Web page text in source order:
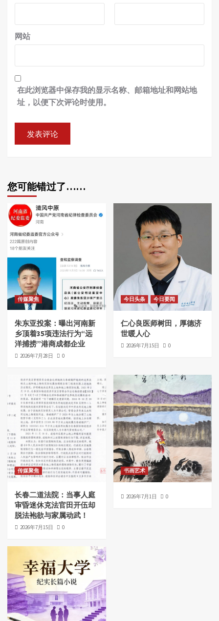
网站
在此浏览器中保存我的显示名称、邮箱地址和网站地
址，以便下次评论时使用。
您可能错过了……
传媒聚焦
朱东亚投案：曝出河南新
乡顶着35项违法行为“远
洋捕捞”港商成都企业
2026年7月28日 0
今日头条 今日要闻
仁心良医师树田，厚德济
世暖人心
2026年7月15日 0
传媒聚焦
长春二道法院：当事人庭
审昏迷休克法官田开伍却
脱法袍欲与家属动武！
2026年7月15日 0
书画艺术
2026年7月1日 0